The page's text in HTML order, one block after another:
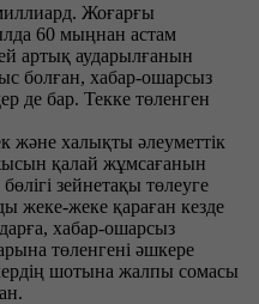
Жоғарғы
60 мыңнан астам
артық аударылғанын
болған, хабар-ошарсыз
де бар. Текке төленген
және халықты әлеуметтік
қалай жұмсағанын
зейнетақы төлеуге
жеке-жеке қараған кезде
хабар-ошарсыз
төленгені әшкере
шотына жалпы сомасы